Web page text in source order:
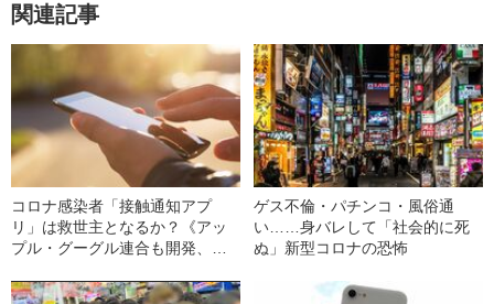
関連記事
コロナ感染者「接触通知アプ
リ」は救世主となるか？《アッ
プル・グーグル連合も開発、日
ゲス不倫・パチンコ・風俗通
い……身バレして「社会的に死
ぬ」新型コロナの恐怖